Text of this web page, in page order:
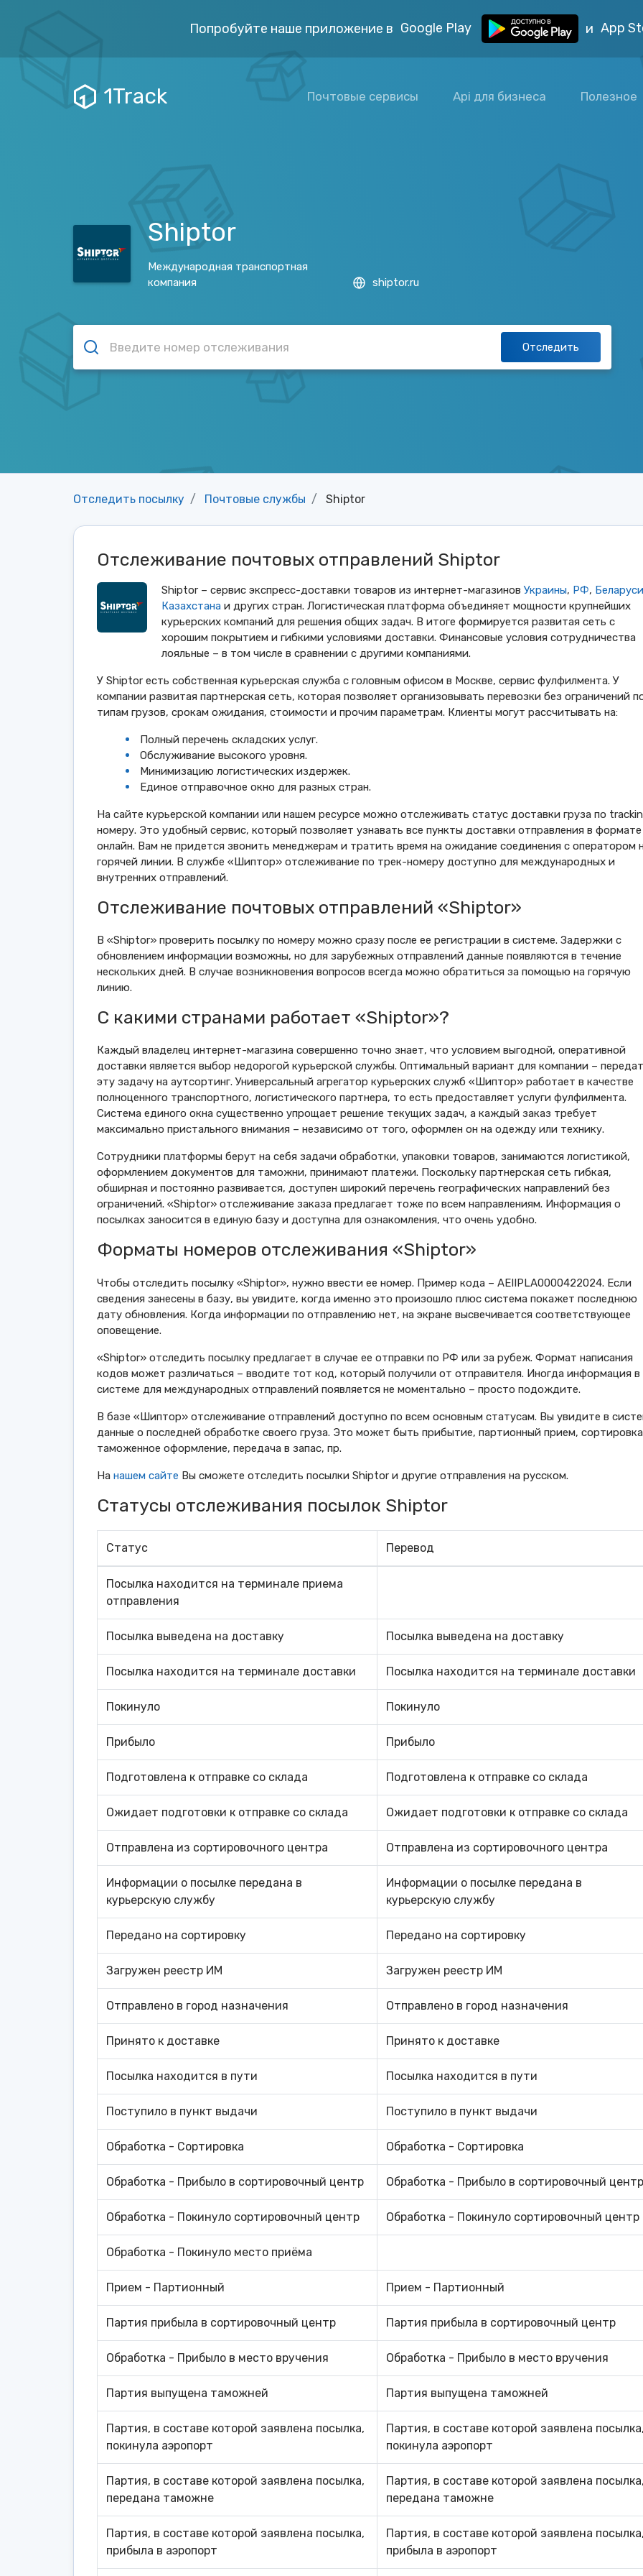
Попробуйте наше приложение в Google Play и App
1Track Почтовые сервисы Api для бизнеса Полезное
Shiptor
Международная транспортная
компания
shiptor.ru
Отследить
Отследить посылку Почтовые службы Shiptor
Отслеживание почтовых отправлений Shiptor
Shiptor – сервис экспресс-доставки товаров из интернет-магазиновУкраины, РФ, Беларуси
Казахстана и других стран. Логистическая платформа объединяет мощности крупнейших
курьерских компаний для решения общих задач. В итоге формируется развитая сеть с
хорошим покрытием и гибкими условиями доставки. Финансовые условия сотрудничества
лояльные – в том числе в сравнении с другими компаниями.
У Shiptor есть собственная курьерская служба с головным офисом в Москве, сервис фулфилмента. У
компании развитая партнерская сеть, которая позволяет организовывать перевозки без ограничений
типам грузов, срокам ожидания, стоимости и прочим параметрам. Клиенты могут рассчитывать на:
Полный перечень складских услуг.
Обслуживание высокого уровня.
Минимизацию логистических издержек.
Единое отправочное окно для разных стран.
На сайте курьерской компании или нашем ресурсе можно отслеживать статус доставки груза по
номеру. Это удобный сервис, который позволяет узнавать все пункты доставки отправления в формате
онлайн. Вам не придется звонить менеджерам и тратить время на ожидание соединения с оператором
горячей линии. В службе «Шиптор» отслеживание по трек-номеру доступно для международных и
внутренних отправлений.
Отслеживание почтовых отправлений «Shiptor»
В «Shiptor» проверить посылку по номеру можно сразу после ее регистрации в системе. Задержки с
обновлением информации возможны, но для зарубежных отправлений данные появляются в течение
нескольких дней. В случае возникновения вопросов всегда можно обратиться за помощью на горячую
линию.
С какими странами работает «Shiptor»?
Каждый владелец интернет-магазина совершенно точно знает, что условием выгодной, оперативной
доставки является выбор недорогой курьерской службы. Оптимальный вариант для компании –
эту задачу на аутсортинг. Универсальный агрегатор курьерских служб «Шиптор» работает в качестве
полноценного транспортного, логистического партнера, то есть предоставляет услуги фулфилмента.
Система единого окна существенно упрощает решение текущих задач, а каждый заказ требует
максимально пристального внимания – независимо от того, оформлен он на одежду или технику.
Сотрудники платформы берут на себя задачи обработки, упаковки товаров, занимаются логистикой,
оформлением документов для таможни, принимают платежи. Поскольку партнерская сеть гибкая,
обширная и постоянно развивается, доступен широкий перечень географических направлений без
ограничений. «Shiptor» отслеживание заказа предлагает тоже по всем направлениям. Информация о
посылках заносится в единую базу и доступна для ознакомления, что очень удобно.
Форматы номеров отслеживания «Shiptor»
Чтобы отследить посылку «Shiptor», нужно ввести ее номер. Пример кода – AEIIPLA0000422024. Если
сведения занесены в базу, вы увидите, когда именно это произошло плюс система покажет последнюю
дату обновления. Когда информации по отправлению нет, на экране высвечивается соответствующее
оповещение.
«Shiptor» отследить посылку предлагает в случае ее отправки по РФ или за рубеж. Формат написания
кодов может различаться – вводите тот код, который получили от отправителя. Иногда информация в
системе для международных отправлений появляется не моментально – просто подождите.
В базе «Шиптор» отслеживание отправлений доступно по всем основным статусам. Вы увидите в
данные о последней обработке своего груза. Это может быть прибытие, партионный прием,
таможенное оформление, передача в запас, пр.
На нашем сайте Вы сможете отследить посылки Shiptor и другие отправления на русском.
Статусы отслеживания посылок Shiptor
Статус Перевод
Посылка находится на терминале приема
отправления
Посылка выведена на доставку Посылка выведена на доставку
Посылка находится на терминале доставки Посылка находится на терминале доставки
Покинуло Покинуло
Прибыло Прибыло
Подготовлена к отправке со склада Подготовлена к отправке со склада
Ожидает подготовки к отправке со склада Ожидает подготовки к отправке со склада
Отправлена из сортировочного центра Отправлена из сортировочного центра
Информации о посылке передана в
курьерскую службу
Информации о посылке передана в
курьерскую службу
Передано на сортировку Передано на сортировку
Загружен реестр ИМ Загружен реестр ИМ
Отправлено в город назначения Отправлено в город назначения
Принято к доставке Принято к доставке
Посылка находится в пути Посылка находится в пути
Поступило в пункт выдачи Поступило в пункт выдачи
Обработка - Сортировка Обработка - Сортировка
Обработка - Прибыло в сортировочный центр Обработка - Прибыло в сортировочный центр
Обработка - Покинуло сортировочный центр Обработка - Покинуло сортировочный центр
Обработка - Покинуло место приёма
Прием - Партионный Прием - Партионный
Партия прибыла в сортировочный центр Партия прибыла в сортировочный центр
Обработка - Прибыло в место вручения Обработка - Прибыло в место вручения
Партия выпущена таможней Партия выпущена таможней
Партия, в составе которой заявлена посылка,
покинула аэропорт
Партия, в составе которой заявлена
покинула аэропорт
Партия, в составе которой заявлена посылка,
передана таможне
Партия, в составе которой заявлена
передана таможне
Партия, в составе которой заявлена посылка,
прибыла в аэропорт
Партия, в составе которой заявлена
прибыла в аэропорт